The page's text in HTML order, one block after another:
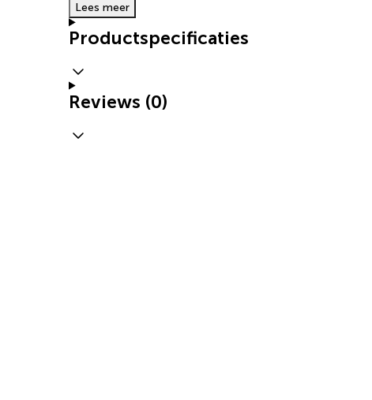
Lees meer
Productspecificaties
Reviews (0)